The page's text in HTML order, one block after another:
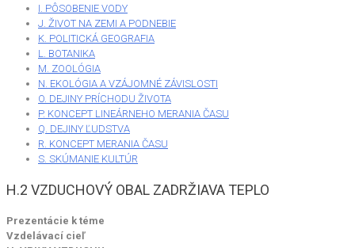
I. PÔSOBENIE VODY
J. ŽIVOT NA ZEMI A PODNEBIE
K. POLITICKÁ GEOGRAFIA
L. BOTANIKA
M. ZOOLÓGIA
N. EKOLÓGIA A VZÁJOMNÉ ZÁVISLOSTI
O. DEJINY PRÍCHODU ŽIVOTA
P. KONCEPT LINEÁRNEHO MERANIA ČASU
Q. DEJINY ĽUDSTVA
R. KONCEPT MERANIA ČASU
S. SKÚMANIE KULTÚR
H.2 VZDUCHOVÝ OBAL ZADRŽIAVA TEPLO
Prezentácie k téme
Vzdelávací cieľ